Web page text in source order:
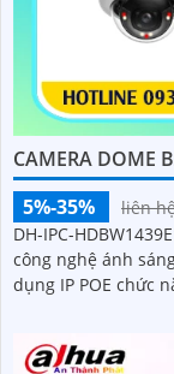
CAMERA DOME
5%-35%
liên
DH-IPC-
công nghệ ánh
dụng IP POE chức